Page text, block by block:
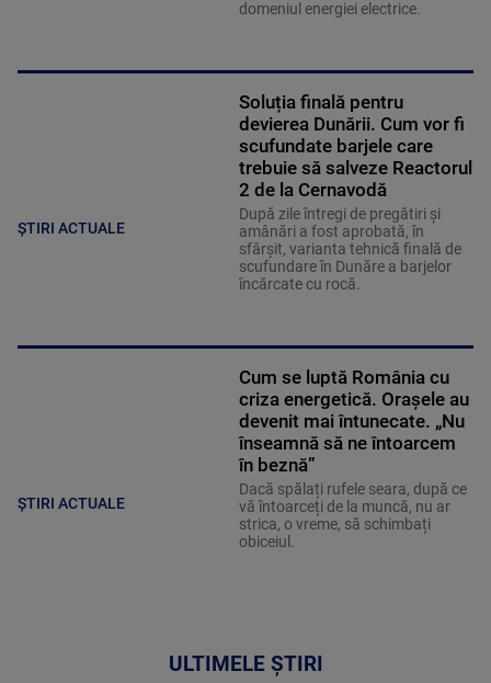
domeniul energiei electrice.
ȘTIRI ACTUALE
Soluția finală pentru
devierea Dunării. Cum vor fi
scufundate barjele care
trebuie să salveze Reactorul
2 de la Cernavodă
După zile întregi de pregătiri și
amânări a fost aprobată, în
sfârșit, varianta tehnică finală de
scufundare în Dunăre a barjelor
încărcate cu rocă.
ȘTIRI ACTUALE
Cum se luptă România cu
criza energetică. Orașele au
devenit mai întunecate. „Nu
înseamnă să ne întoarcem
în beznă”
Dacă spălați rufele seara, după ce
vă întoarceți de la muncă, nu ar
strica, o vreme, să schimbați
obiceiul.
ULTIMELE ȘTIRI